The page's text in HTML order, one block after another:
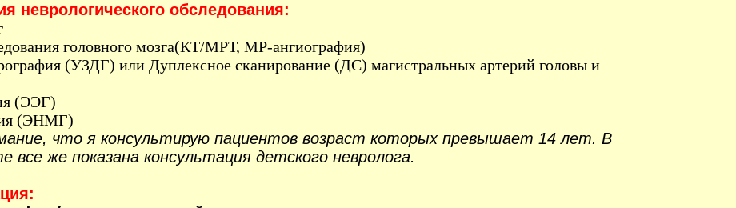
неврологического обследования:
головного мозга(КТ/МРТ, МР-ангиография)
(УЗДГ) или Дуплексное сканирование (ДС) магистральных артерий головы и
(ЭЭГ)
(ЭНМГ)
что я консультирую пациентов возраст которых превышает 14 лет. В
все же показана консультация детского невролога.